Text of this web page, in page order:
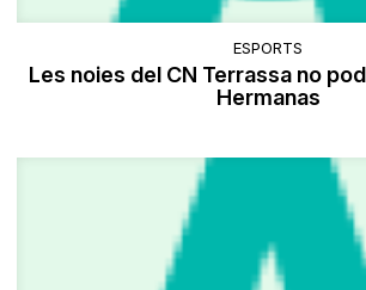
ESPORTS
Les noies del CN Terrassa no
Hermanas